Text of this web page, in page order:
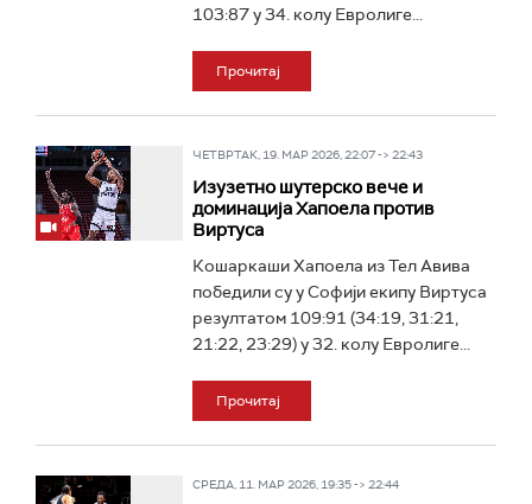
103:87 у 34. колу Евролиге...
Прочитај
ЧЕТВРТАК, 19. МАР 2026, 22:07 -> 22:43
Изузетно шутерско вече и
доминација Хапоела против
Виртуса
Кошаркаши Хапоела из Тел Авива
победили су у Софији екипу Виртуса
резултатом 109:91 (34:19, 31:21,
21:22, 23:29) у 32. колу Евролиге...
Прочитај
СРЕДА, 11. МАР 2026, 19:35 -> 22:44